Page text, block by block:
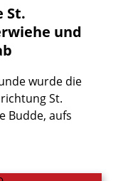
St.
und
wurde die
St.
Budde, aufs